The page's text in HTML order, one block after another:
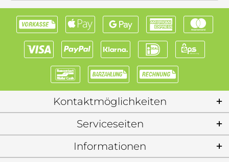
Kontaktmöglichkeiten
Serviceseiten
Informationen